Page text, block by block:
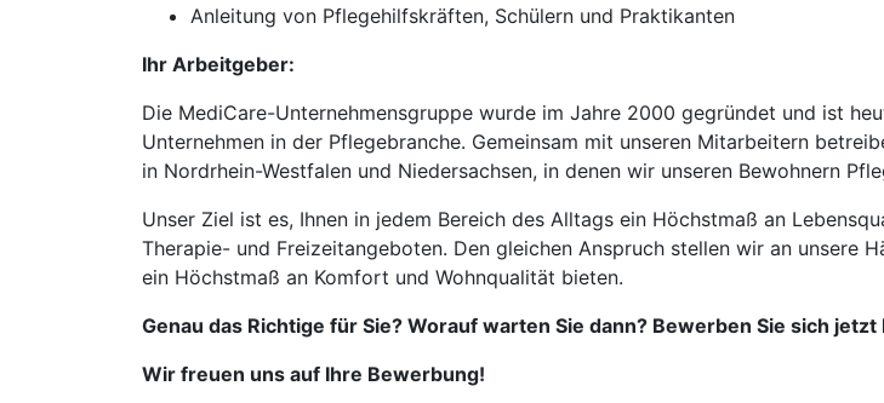
Anleitung von Pflegehilfskräften, Schülern und Praktikanten
Ihr Arbeitgeber:
Die MediCare-Unternehmensgruppe wurde im Jahre 2000 gegründet und ist
Unternehmen in der Pflegebranche. Gemeinsam mit unseren Mitarbeitern
in Nordrhein-Westfalen und Niedersachsen, in denen wir unseren Bewohnern
Unser Ziel ist es, Ihnen in jedem Bereich des Alltags ein Höchstmaß an
Therapie- und Freizeitangeboten. Den gleichen Anspruch stellen wir an unsere
ein Höchstmaß an Komfort und Wohnqualität bieten.
Genau das Richtige für Sie? Worauf warten Sie dann? Bewerben Sie sich jetzt
Wir freuen uns auf Ihre Bewerbung!